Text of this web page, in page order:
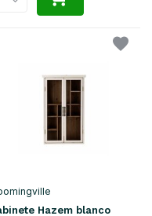
Hazem blanco